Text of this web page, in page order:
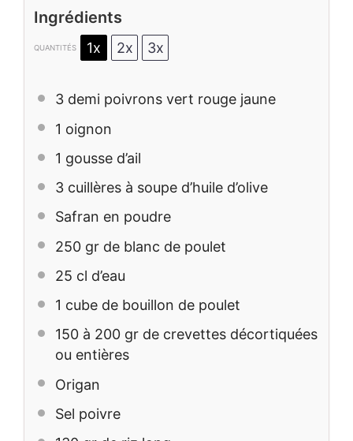
Ingrédients
QUANTITÉS 1x 2x 3x
3 demi poivrons vert rouge jaune
1 oignon
1 gousse d’ail
3 cuillères à soupe d’huile d’olive
Safran en poudre
250 gr de blanc de poulet
25 cl d’eau
1 cube de bouillon de poulet
150 à 200 gr de crevettes décortiquées
ou entières
Origan
Sel poivre